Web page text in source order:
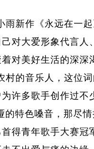
新作《永远在一
对大爱形象代言人
对美好生活的深深
的音乐人，这位
许多歌手创作过
特色嗓音，那尽
得青年歌手大赛冠